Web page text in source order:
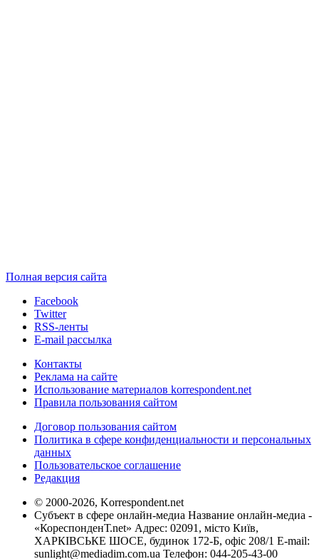
Полная версия сайта
Facebook
Twitter
RSS-ленты
E-mail рассылка
Контакты
Реклама на сайте
Использование материалов korrespondent.net
Правила пользования сайтом
Договор пользования сайтом
Политика в сфере конфиденциальности и персональных
данных
Пользовательское соглашение
Редакция
© 2000-2026, Korrespondent.net
Субъект в сфере онлайн-медиа Название онлайн-медиа -
«КореспонденТ.net» Адрес: 02091, місто Київ,
ХАРКІВСЬКЕ ШОСЕ, будинок 172-Б, офіс 208/1 E-mail:
sunlight@mediadim.com.ua Телефон: 044-205-43-00